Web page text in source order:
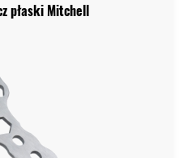
płaski Mitchell